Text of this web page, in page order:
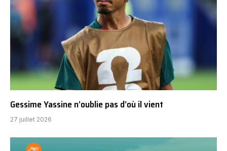
Gessime Yassine n’oublie pas d’où il vient
27 juillet 2026